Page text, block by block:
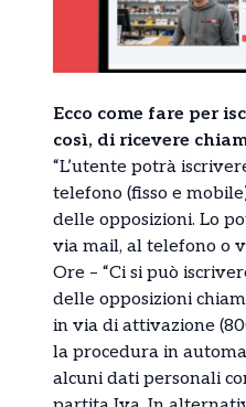
Ecco come fare per
così, di ricevere
“L’utente potrà
telefono (fisso e
delle opposizioni. Lo
via mail, al telefono o
Ore – “Ci si può
delle opposizioni
in via di attivazione
la procedura in
alcuni dati personali